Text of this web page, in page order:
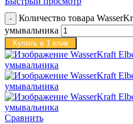
Количество товара
умывальника
Купить в 1 клик
Сравнить